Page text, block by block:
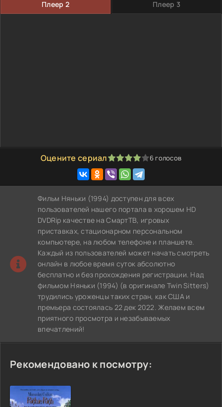
Плеер 2 Плеер 3
Оцените сериал
1 2 3 4 5 6голосов
Фильм Няньки (1994) доступен для всех
пользователей нашего портала в хорошем HD
DVDRip качестве на СмартТВ, игровых
приставках, стационарном персональном
компьютере, на любом телефоне и планшете.
Каждый из пользователей может начать смотреть
онлайн в любое время суток абсолютно
бесплатно и без прохождения регистрации. Над
фильмом Няньки (1994) (в оригинале Twin Sitters)
трудились уроженцы таких стран, как США и
премьера состоялась 22 дек 2022. Желаем всем
приятного просмотра и незабываемых
впечатлений!
Рекомендовано к посмотру: